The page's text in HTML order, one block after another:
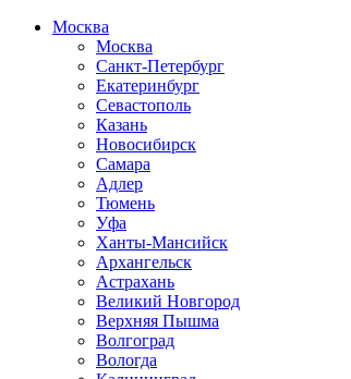
Москва
Москва
Санкт-Петербург
Екатеринбург
Севастополь
Казань
Новосибирск
Самара
Адлер
Тюмень
Уфа
Ханты-Мансийск
Архангельск
Астрахань
Великий Новгород
Верхняя Пышма
Волгоград
Вологда